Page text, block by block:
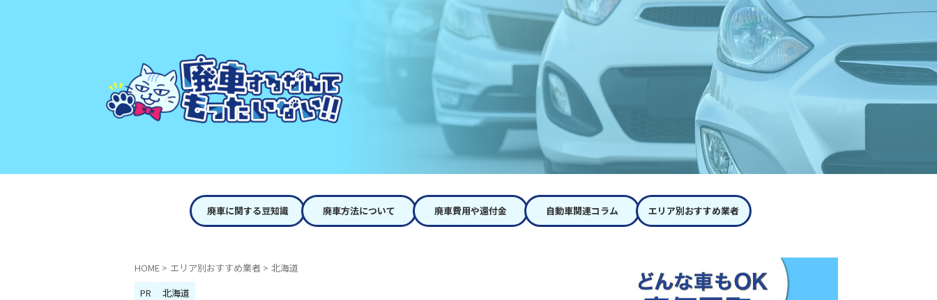
廃車に関する豆知識 廃車方法について 廃車費用や還付金 自動車関連コラム エリア別おすすめ業者
HOME > エリア別おすすめ業者 > 北海道
PR
北海道